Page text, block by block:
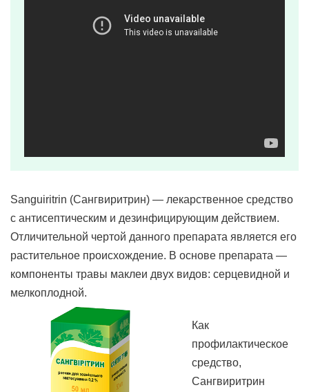
Sanguiritrin (Сангвиритрин) — лекарственное средство
с антисептическим и дезинфицирующим действием.
Отличительной чертой данного препарата является его
растительное происхождение. В основе препарата —
компоненты травы маклеи двух видов: серцевидной и
мелкоплодной.
Как
профилактическое
средство,
Сангвиритрин